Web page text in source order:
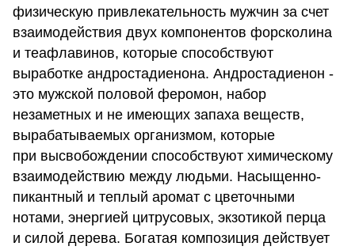
физическую привлекательность мужчин за счет
взаимодействия двух компонентов форсколина
и теафлавинов, которые способствуют
выработке андростадиенона. Андростадиенон -
это мужской половой феромон, набор
незаметных и не имеющих запаха веществ,
вырабатываемых организмом, которые
при высвобождении способствуют химическому
взаимодействию между людьми. Насыщенно-
пикантный и теплый аромат с цветочными
нотами, энергией цитрусовых, экзотикой перца
и силой дерева. Богатая композиция действует